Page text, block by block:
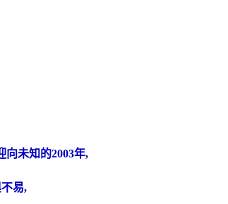
向未知的2003年,
易,